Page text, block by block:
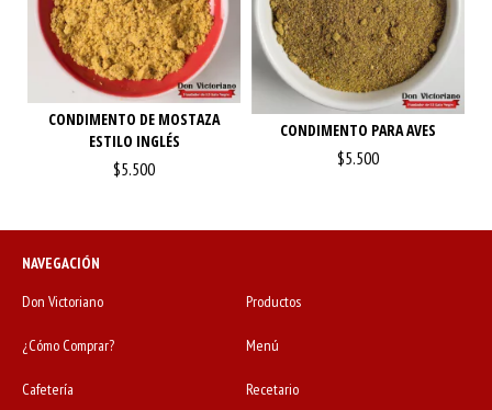
CONDIMENTO DE MOSTAZA
ESTILO INGLÉS
$5.500
CONDIMENTO PARA AVES
$5.500
NAVEGACIÓN
Don Victoriano
Productos
¿Cómo Comprar? Menú
Cafetería Recetario